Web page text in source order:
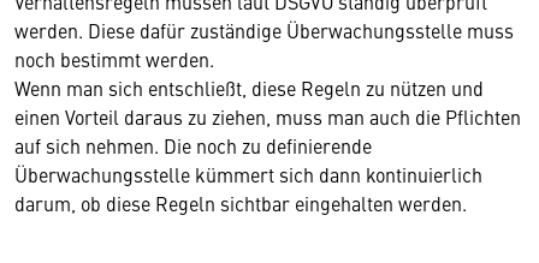
werden. Diese dafür zuständige Überwachungsstelle muss
noch bestimmt werden.
Wenn man sich entschließt, diese Regeln zu nützen und
einen Vorteil daraus zu ziehen, muss man auch die Pflichten
auf sich nehmen. Die noch zu definierende
Überwachungsstelle kümmert sich dann kontinuierlich
darum, ob diese Regeln sichtbar eingehalten werden.